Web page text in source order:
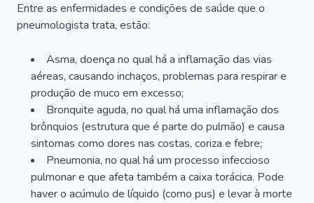
Entre as enfermidades e condições de saúde que o
pneumologista trata, estão:
Asma, doença no qual há a inflamação das vias
aéreas, causando inchaços, problemas para respirar e
produção de muco em excesso;
Bronquite aguda, no qual há uma inflamação dos
brônquios (estrutura que é parte do pulmão) e causa
sintomas como dores nas costas, coriza e febre;
Pneumonia, no qual há um processo infeccioso
pulmonar e que afeta também a caixa torácica. Pode
haver o acúmulo de líquido (como pus) e levar à morte